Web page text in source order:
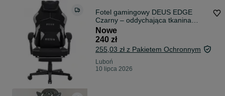
Fotel gamingowy DEUS EDGE
Czarny – oddychająca tkanina
zamiast skóry
Nowe
240 zł
255,03 zł z Pakietem Ochronnym
Luboń
10 lipca 2026